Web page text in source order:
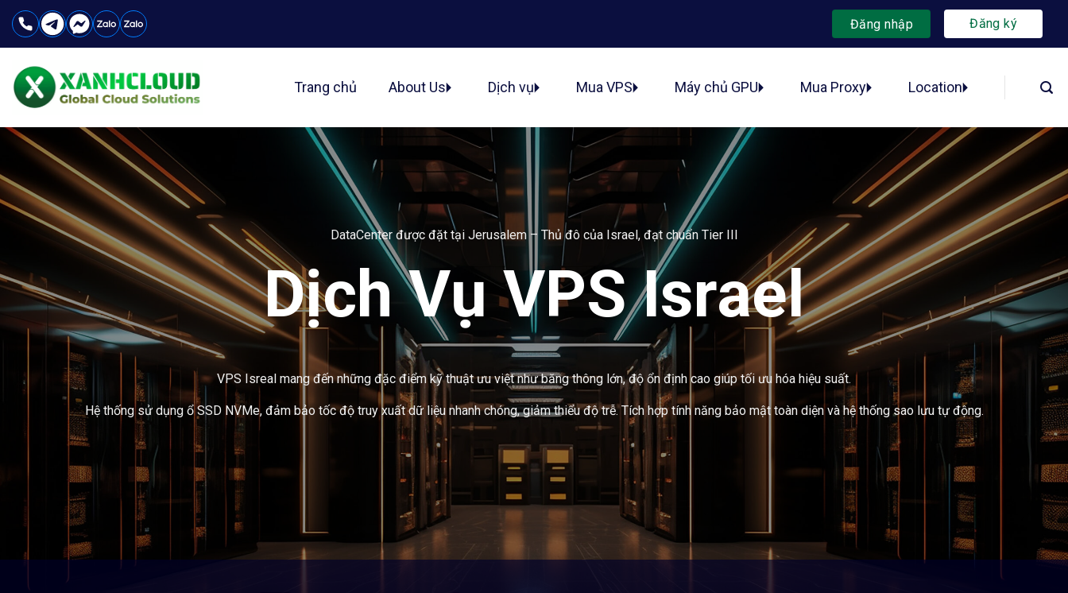
Skip
content
Đăng nhập Đăng ký
Trang chủ About Us Dịch vụ Mua VPS Máy chủ GPU Mua Proxy Location
DataCenter được đặt tại Jerusalem – Thủ đô của Israel, đạt chuẩn Tier III
Dịch Vụ VPS Israel
VPS Isreal mang đến những đặc điểm kỹ thuật ưu việt như băng thông lớn, độ ổn định cao giúp tối ưu hóa hiệu suất.
Hệ thống sử dụng ổ SSD NVMe, đảm bảo tốc độ truy xuất dữ liệu nhanh chóng, giảm thiểu độ trễ. Tích hợp tính năng bảo mật toàn diện và hệ thống sao lưu tự động.